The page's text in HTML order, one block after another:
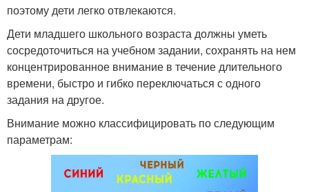
поэтому дети легко отвлекаются.
Дети младшего школьного возраста должны уметь
сосредоточиться на учебном задании, сохранять на нем
концентрированное внимание в течение длительного
времени, быстро и гибко переключаться с одного
задания на другое.
Внимание можно классифицировать по следующим
параметрам: